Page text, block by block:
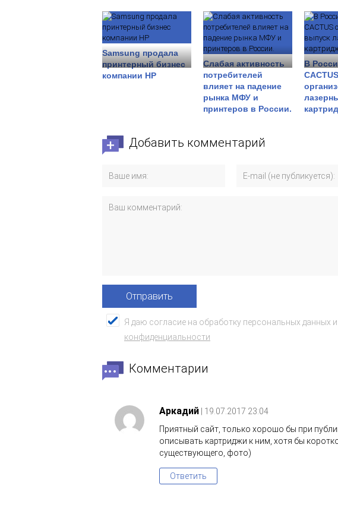
Samsung продала
принтерный бизнес
компании HP
Слабая активность
потребителей
влияет на падение
рынка МФУ и
принтеров в России.
В
CACTUS
Добавить комментарий
Я даю согласие на обработку персональных данных
конфиденциальности
Комментарии
Аркадий
| 19.07.2017 23:04
Приятный сайт, только хорошо бы при
описывать картриджи к ним, хотя бы
существующего, фото)
Ответить